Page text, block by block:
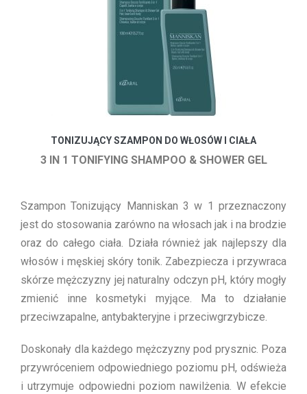
TONIZUJĄCY SZAMPON DO WŁOSÓW I CIAŁA
3 IN 1 TONIFYING SHAMPOO & SHOWER GEL
Szampon Tonizujący Manniskan 3 w 1 przeznaczony
jest do stosowania zarówno na włosach jak i na brodzie
oraz do całego ciała. Działa również jak najlepszy dla
włosów i męskiej skóry tonik. Zabezpiecza i przywraca
skórze mężczyzny jej naturalny odczyn pH, który mogły
zmienić inne kosmetyki myjące. Ma to działanie
przeciwzapalne, antybakteryjne i przeciwgrzybicze.
Doskonały dla każdego mężczyzny pod prysznic. Poza
przywróceniem odpowiedniego poziomu pH, odświeża
i utrzymuje odpowiedni poziom nawilżenia. W efekcie